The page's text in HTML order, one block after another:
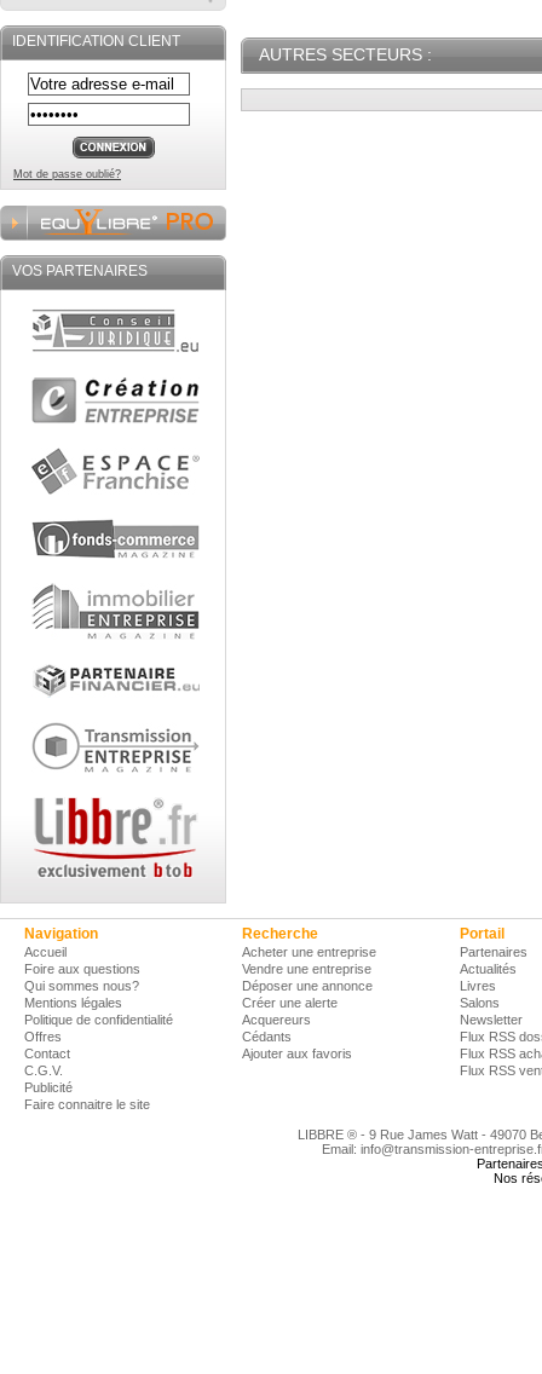
IDENTIFICATION CLIENT
Mot de passe oublié?
VOS PARTENAIRES
AUTRES SECTEURS :
Navigation
Accueil
Foire aux questions
Qui sommes nous?
Mentions légales
Politique de confidentialité
Offres
Contact
C.G.V.
Publicité
Faire connaitre le site
Recherche
Acheter une entreprise
Vendre une entreprise
Déposer une annonce
Créer une alerte
Acquereurs
Cédants
Ajouter aux favoris
Portail
Partenaires
Actualités
Livres
Salons
Newsletter
Flux RSS
Flux RSS
Flux RSS
LIBBRE ® - 9 Rue James Watt - 49070
Email: info@transmission-
Nos